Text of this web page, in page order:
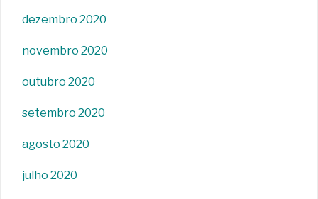
dezembro 2020
novembro 2020
outubro 2020
setembro 2020
agosto 2020
julho 2020